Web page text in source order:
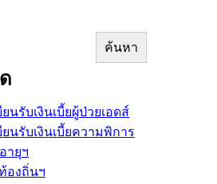
ค้นหา
นรับเงินเบี้ยผู้ป่วยเอดส์
นรับเงินเบี้ยความพิการ
ายุฯ
องถิ่นฯ